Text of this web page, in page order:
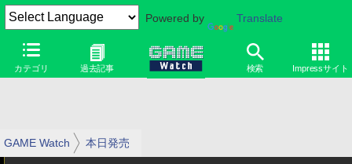
Powered by Translate
カテゴリ 過去記事 検索 Impressサイト
GAME Watch 本日発売